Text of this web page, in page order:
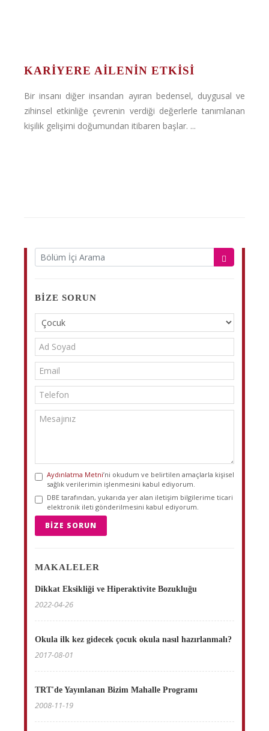
KARIYERE AILENIN ETKISI
Bir insanı diğer insandan ayıran bedensel, duygusal ve
zihinsel etkinliğe çevrenin verdiği değerlerle tanımlanan
kişilik gelişimi doğumundan itibaren başlar. ...
BIZE SORUN
Aydınlatma Metni’ni okudum ve belirtilen amaçlarla kişisel
sağlık verilerimin işlenmesini kabul ediyorum.
DBE tarafından, yukarıda yer alan iletişim bilgilerime ticari
elektronik ileti gönderilmesini kabul ediyorum.
BIZE SORUN
MAKALELER
Dikkat Eksikliği ve Hiperaktivite Bozukluğu
2022-04-26
Okula ilk kez gidecek çocuk okula nasıl hazırlanmalı?
2017-08-01
TRT'de Yayınlanan Bizim Mahalle Programı
2008-11-19